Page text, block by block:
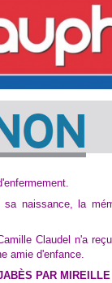
naissance, la
Claudel n'a
amie d'enfance.
PAR MIREILLE